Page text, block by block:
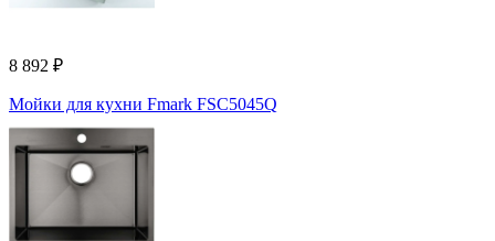
8 892 ₽
Мойки для кухни Fmark FSC5045Q